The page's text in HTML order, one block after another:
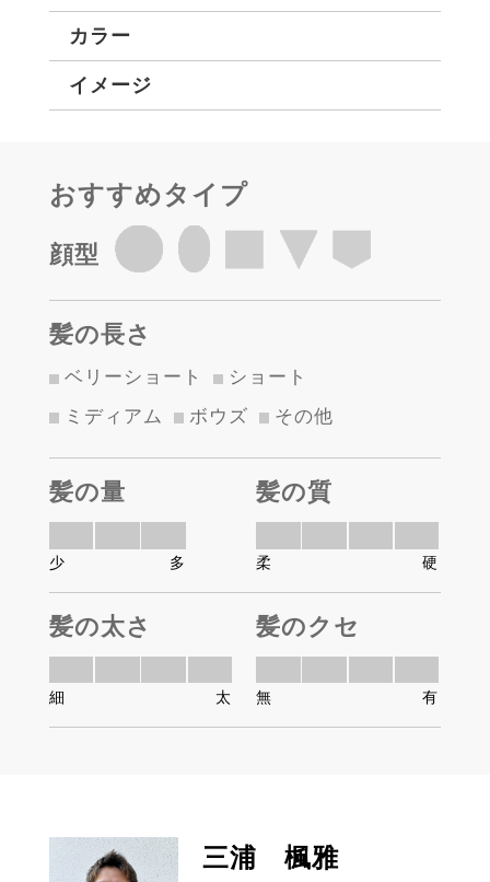
カラー
イメージ
おすすめタイプ
顔型
髪の長さ
ベリーショート
ショート
ミディアム
ボウズ その他
髪の量
少 多
髪の質
柔 硬
髪の太さ
細 太
髪のクセ
無 有
三浦 楓雅